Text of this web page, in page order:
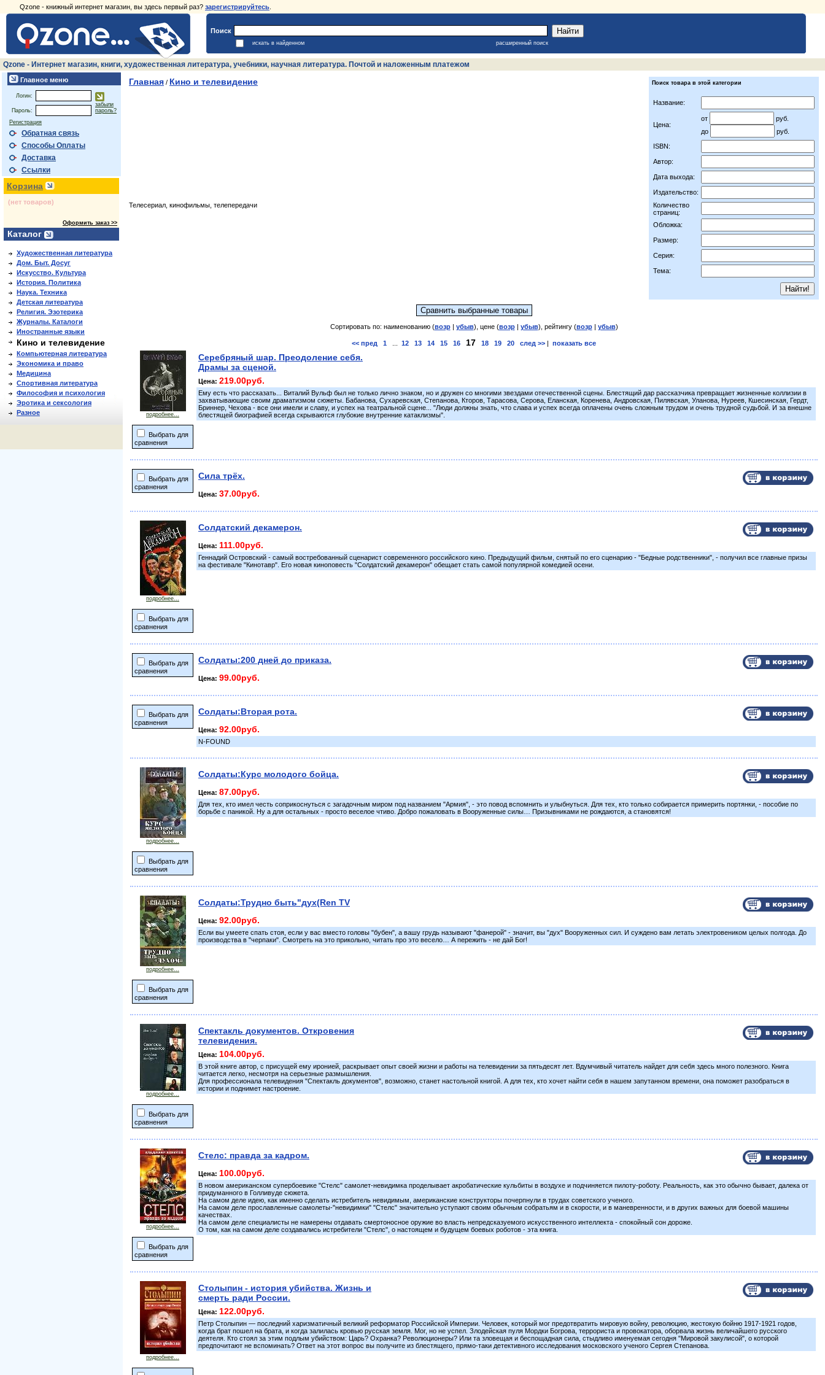
Qzone - книжный интернет магазин, вы здесь первый раз? зарегистрируйтесь
Поиск
искать в найденном расширенный поиск
Qzone - Интернет магазин, книги, художественная литература, учебники, научная литература. Почтой и наложенным платежом
Главное меню
Логин:
Пароль:
забыли
пароль?
Регистрация
Обратная связь
Способы Оплаты
Доставка
Ссылки
Корзина
(нет товаров)
Оформить заказ >>
Каталог
Художественная литература
Дом. Быт. Досуг
Искусство. Культура
История. Политика
Наука. Техника
Детская литература
Религия. Эзотерика
Журналы. Каталоги
Иностранные языки
Кино и телевидение
Компьютерная литература
Экономика и право
Медицина
Спортивная литература
Философия и психология
Эротика и сексология
Разное
Главная / Кино и телевидение Поиск товара в этой категории
Название:
Цена:
от
руб.
до
руб.
ISBN:
Автор:
Дата выхода:
Издательство:
Количество
страниц:
Обложка:
Размер:
Серия:
Тема:
Телесериал, кинофильмы, телепередачи
Сортировать по: наименованию (возр| убыв), цене (возр| убыв), рейтингу (возр| убыв)
<< пред 1 12 13 14 15 16 17 18 19 20 след >> | показать все
подробнее...
Выбрать для
сравнения
Серебряный шар. Преодоление себя.
Драмы за сценой.
Цена: 219.00руб.
Ему есть что рассказать... Виталий Вульф был не только лично знаком, но и дружен со многими звездами отечественной сцены. Блестящий дар рассказчика превращает жизненные коллизии в
захватывающие своим драматизмом сюжеты. Бабанова, Сухаревская, Степанова, Кторов, Тарасова, Серова, Еланская, Коренева, Андровская, Пилявская, Уланова, Нуреев, Кшесинская, Гердт,
Бриннер, Чехова - все они имели и славу, и успех на театральной сцене... "Люди должны знать, что слава и успех всегда оплачены очень сложным трудом и очень трудной судьбой. И за внешне
блестящей биографией всегда скрываются глубокие внутренние катаклизмы".
Выбрать для
сравнения
Сила трёх.
Цена: 37.00руб.
подробнее...
Выбрать для
сравнения
Солдатский декамерон.
Цена: 111.00руб.
Геннадий Островский - самый востребованный сценарист современного российского кино. Предыдущий фильм, снятый по его сценарию - "Бедные родственники", - получил все главные призы
на фестивале "Кинотавр". Его новая киноповесть "Солдатский декамерон" обещает стать самой популярной комедией осени.
Выбрать для
сравнения
Солдаты:200 дней до приказа.
Цена: 99.00руб.
Выбрать для
сравнения
Солдаты:Вторая рота.
Цена: 92.00руб.
N-FOUND
подробнее...
Выбрать для
сравнения
Солдаты:Курс молодого бойца.
Цена: 87.00руб.
Для тех, кто имел честь соприкоснуться с загадочным миром под названием "Армия", - это повод вспомнить и улыбнуться. Для тех, кто только собирается примерить портянки, - пособие по
борьбе с паникой. Ну а для остальных - просто веселое чтиво. Добро пожаловать в Вооруженные силы… Призывниками не рождаются, а становятся!
подробнее...
Выбрать для
сравнения
Солдаты:Трудно быть"дух(Ren TV
Цена: 92.00руб.
Если вы умеете спать стоя, если у вас вместо головы "бубен", а вашу грудь называют "фанерой" - значит, вы "дух" Вооруженных сил. И суждено вам летать электровеником целых полгода. До
производства в "черпаки". Смотреть на это прикольно, читать про это весело… А пережить - не дай Бог!
подробнее...
Выбрать для
сравнения
Спектакль документов. Откровения
телевидения.
Цена: 104.00руб.
В этой книге автор, с присущей ему иронией, раскрывает опыт своей жизни и работы на телевидении за пятьдесят лет. Вдумчивый читатель найдет для себя здесь много полезного. Книга
читается легко, несмотря на серьезные размышления.
Для профессионала телевидения "Спектакль документов", возможно, станет настольной книгой. А для тех, кто хочет найти себя в нашем запутанном времени, она поможет разобраться в
истории и поднимет настроение.
подробнее...
Выбрать для
сравнения
Стелс: правда за кадром.
Цена: 100.00руб.
В новом американском супербоевике "Стелс" самолет-невидимка проделывает акробатические кульбиты в воздухе и подчиняется пилоту-роботу. Реальность, как это обычно бывает, далека от
придуманного в Голливуде сюжета.
На самом деле идею, как именно сделать истребитель невидимым, американские конструкторы почерпнули в трудах советского ученого.
На самом деле прославленные самолеты-"невидимки" "Стелс" значительно уступают своим обычным собратьям и в скорости, и в маневренности, и в других важных для боевой машины
качествах.
На самом деле специалисты не намерены отдавать смертоносное оружие во власть непредсказуемого искусственного интеллекта - спокойный сон дороже.
О том, как на самом деле создавались истребители "Стелс", о настоящем и будущем боевых роботов - эта книга.
подробнее...
Столыпин - история убийства. Жизнь и
смерть ради России.
Цена: 122.00руб.
Петр Столыпин — последний харизматичный великий реформатор Российской Империи. Человек, который мог предотвратить мировую войну, революцию, жестокую бойню 1917-1921 годов,
когда брат пошел на брата, и когда залилась кровью русская земля. Мог, но не успел. Злодейская пуля Мордки Богрова, террориста и провокатора, оборвала жизнь величайшего русского
деятеля. Кто стоял за этим подлым убийством: Царь? Охранка? Революционеры? Или та зловещая и беспощадная сила, стыдливо именуемая сегодня "Мировой закулисой", о которой
предпочитают не вспоминать? Ответ на этот вопрос вы получите из блестящего, прямо-таки детективного исследования московского ученого Сергея Степанова.